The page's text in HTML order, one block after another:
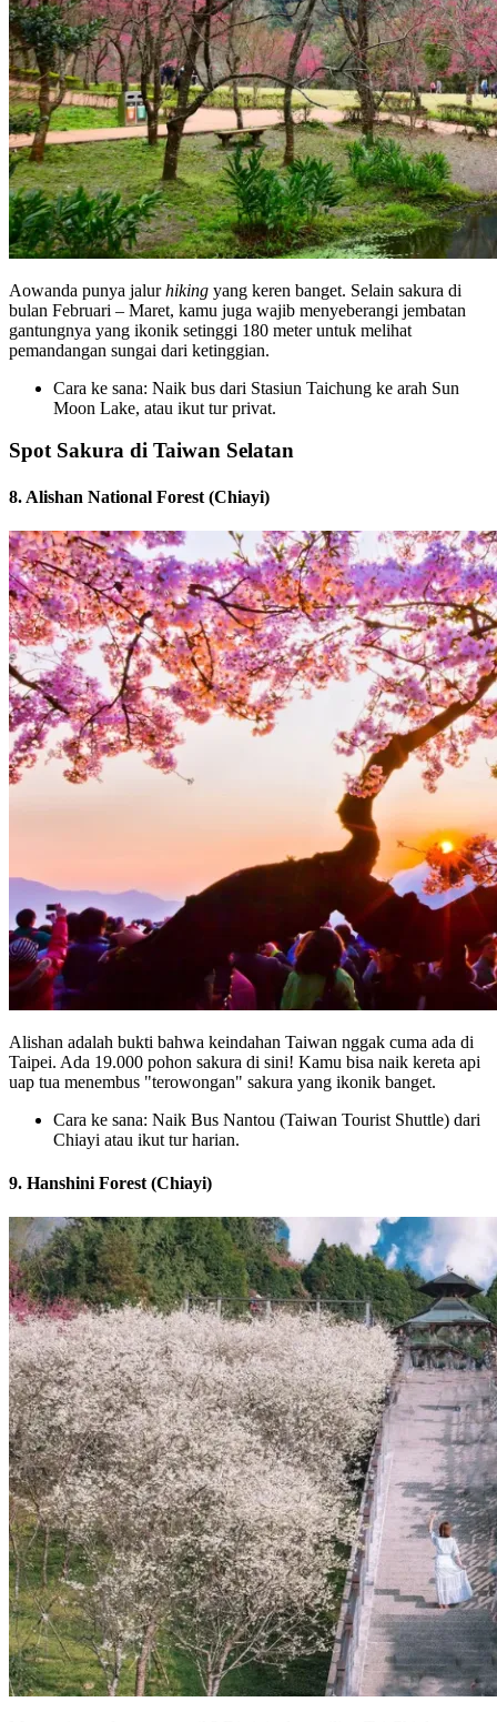
Aowanda punya jalurhiking yang keren banget. Selain sakura di
bulan Februari – Maret, kamu juga wajib menyeberangi jembatan
gantungnya yang ikonik setinggi 180 meter untuk melihat
pemandangan sungai dari ketinggian.
Cara ke sana: Naik bus dari Stasiun Taichung ke arah Sun
Moon Lake, atau ikut tur privat.
Spot Sakura di Taiwan Selatan
8. Alishan National Forest (Chiayi)
Alishan adalah bukti bahwa keindahan Taiwan nggak cuma ada di
Taipei. Ada 19.000 pohon sakura di sini! Kamu bisa naik kereta api
uap tua menembus "terowongan" sakura yang ikonik banget.
Cara ke sana: Naik Bus Nantou (Taiwan Tourist Shuttle) dari
Chiayi atau ikut tur harian.
9. Hanshini Forest (Chiayi)